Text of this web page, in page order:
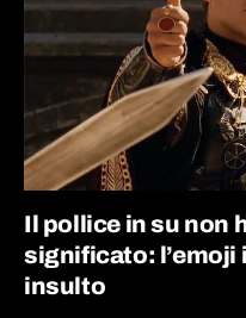
Il pollice in su non
significato: l’emoji
insulto